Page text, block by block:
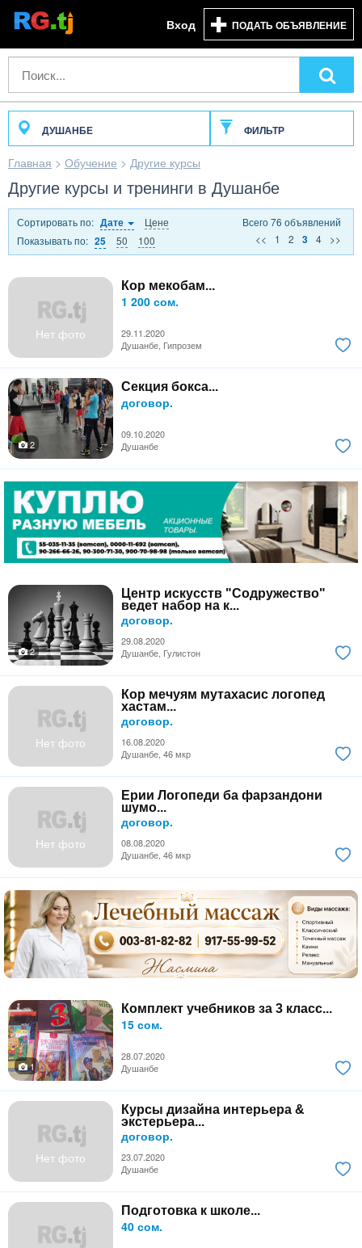
Вход ПОДАТЬ ОБЪЯВЛЕНИЕ
ДУШАНБЕ ФИЛЬТР
Главная > Обучение > Другие курсы
Другие курсы и тренинги в Душанбе
Сортировать по: Дате
Цене
Показывать по: 25 50 100
Всего 76 объявлений
<<
1 2 3 4 >>
Нет фото
Кор мекобам...
1 200 сом.
29.11.2020
Душанбе, Гипрозем
Секция бокса...
договор.
09.10.2020
2
Душанбе
Центр искусств "Содружество"
ведет набор на к...
договор.
29.08.2020
2
Душанбе, Гулистон
Нет фото
Кор мечуям мутахасис логопед
хастам...
договор.
16.08.2020
Душанбе, 46 мкр
Нет фото
Ёрии Логопеди ба фарзандони
шумо...
договор.
08.08.2020
Душанбе, 46 мкр
Комплект учебников за 3 класс...
15 сом.
28.07.2020
1
Душанбе
Нет фото
Курсы дизайна интерьера &
экстерьера...
договор.
23.07.2020
Душанбе
Подготовка к школе...
40 сом.